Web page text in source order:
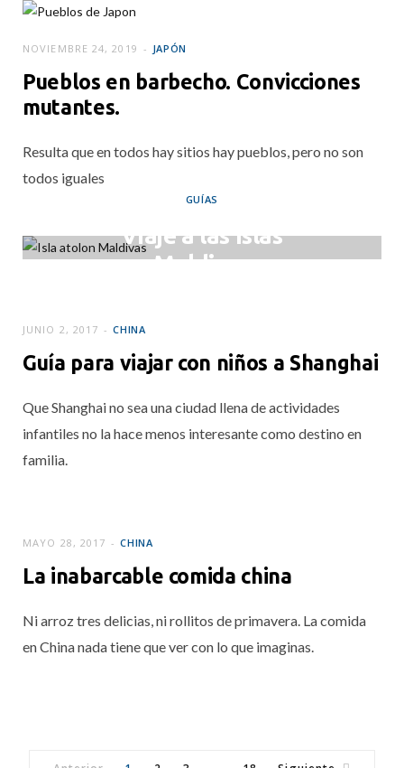
JAPÓN
NOVIEMBRE 24, 2019
Pueblos en barbecho. Convicciones
mutantes.
Resulta que en todos hay sitios hay pueblos, pero no son
todos iguales
GUÍAS
Viaje a las Islas
Maldivas
CHINA
JUNIO 2, 2017
Guía para viajar con niños a Shanghai
Que Shanghai no sea una ciudad llena de actividades
infantiles no la hace menos interesante como destino en
familia.
CHINA
MAYO 28, 2017
La inabarcable comida china
Ni arroz tres delicias, ni rollitos de primavera. La comida
en China nada tiene que ver con lo que imaginas.